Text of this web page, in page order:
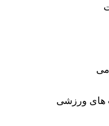
‌های ورزشی